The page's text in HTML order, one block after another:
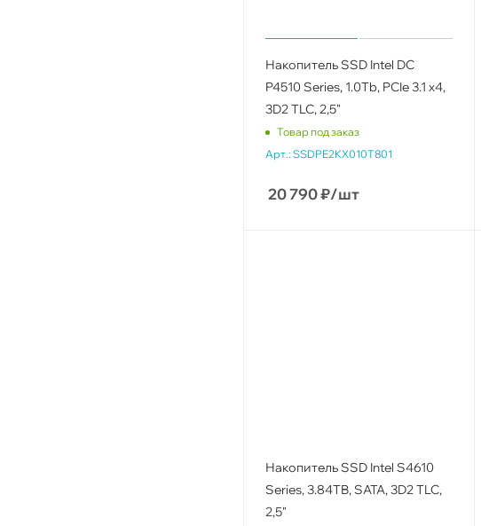
Накопитель SSD Intel DC
P4510 Series, 1.0Tb, PCIe 3.1 x4,
3D2 TLC, 2,5"
Товар под заказ
Арт.: SSDPE2KX010T801
20 790₽/шт
Накопитель SSD Intel S4610
Series, 3.84TB, SATA, 3D2 TLC,
2,5"